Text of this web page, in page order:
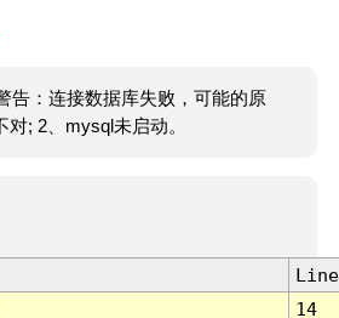
告：连接数据库失败，可能的原
; 2、mysql未启动。
Line
14